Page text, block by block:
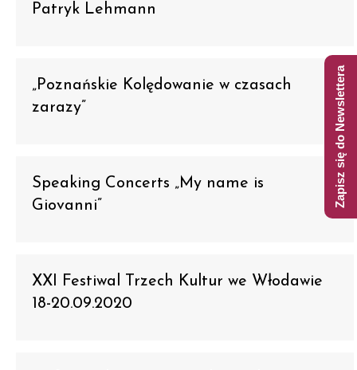
Patryk Lehmann
„Poznańskie Kolędowanie w czasach
zarazy”
Speaking Concerts „My name is
Giovanni”
XXI Festiwal Trzech Kultur we Włodawie
18-20.09.2020
Zapisz się do Newslettera